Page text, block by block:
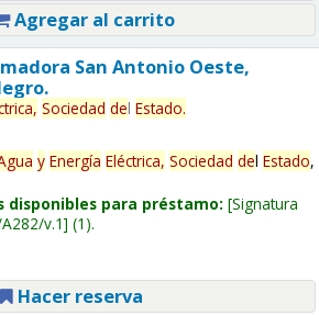
Agregar al carrito
San Antonio Oeste,
Sociedad del Estado.
y Energía Eléctrica, Sociedad del Estado,
disponibles para préstamo: Signatura
v.1 (1).
Hacer reserva